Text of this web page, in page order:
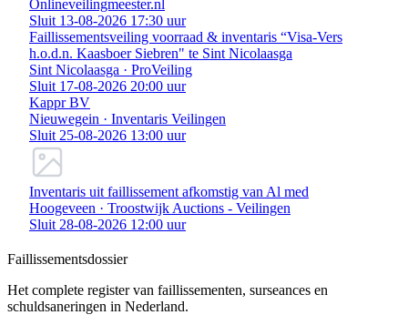
Onlineveilingmeester.nl
Sluit 13-08-2026 17:30 uur
Faillissementsveiling voorraad & inventaris “Visa-Vers
h.o.d.n. Kaasboer Siebren" te Sint Nicolaasga
Sint Nicolaasga · ProVeiling
Sluit 17-08-2026 20:00 uur
Kappr BV
Nieuwegein · Inventaris Veilingen
Sluit 25-08-2026 13:00 uur
Inventaris uit faillissement afkomstig van Al med
Hoogeveen · Troostwijk Auctions - Veilingen
Sluit 28-08-2026 12:00 uur
Faillissementsdossier
Het complete register van faillissementen, surseances en
schuldsaneringen in Nederland.